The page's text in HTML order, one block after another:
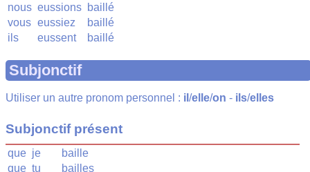
nous eussions baillé
vous eussiez
baillé
ils
eussent baillé
Subjonctif
Utiliser un autre pronom personnel : il /elle/on - ils/elles
Subjonctif présent
que je
baille
que tu
bailles